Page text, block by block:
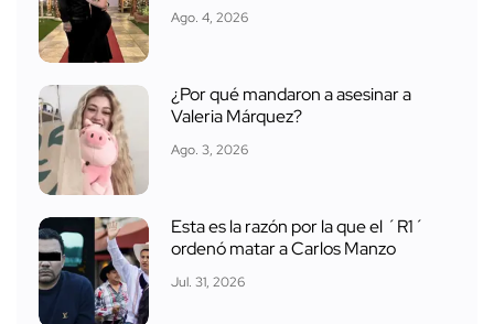
Ago. 4, 2026
¿Por qué mandaron a asesinar a
Valeria Márquez?
Ago. 3, 2026
Esta es la razón por la que el ´R1´
ordenó matar a Carlos Manzo
Jul. 31, 2026